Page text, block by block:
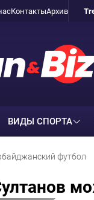
КонтактыАрхив
ВИДЫ СПОРТА
футбол